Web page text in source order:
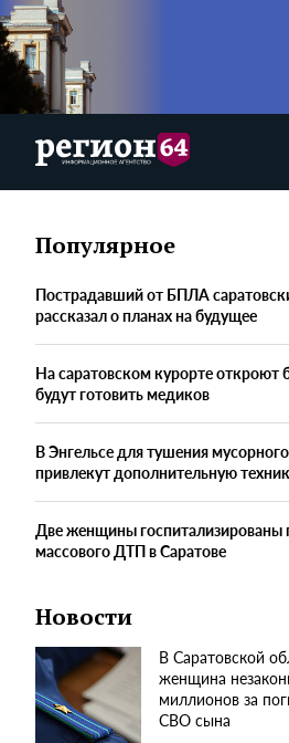
Популярное
Пострадавший от БПЛА
рассказал о планах на будущее
На саратовском курорте откроют
будут готовить медиков
В Энгельсе для тушения
привлекут дополнительную
Две женщины госпитализированы
массового ДТП в Саратове
Новости
В Саратовской
женщина
миллионов за
СВО сына